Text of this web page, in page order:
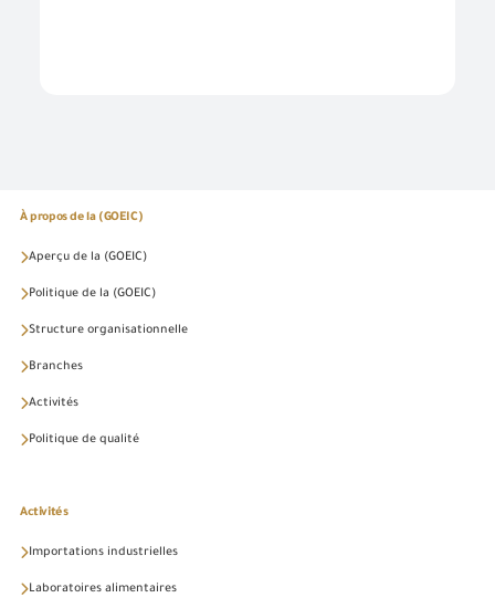
À propos de la (GOEIC)
Aperçu de la (GOEIC)
Politique de la (GOEIC)
Structure organisationnelle
Branches
Activités
Politique de qualité
Activités
Importations industrielles
Laboratoires alimentaires